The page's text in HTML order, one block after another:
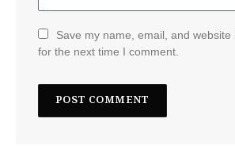
Save my name, email, and
for the next time I comment.